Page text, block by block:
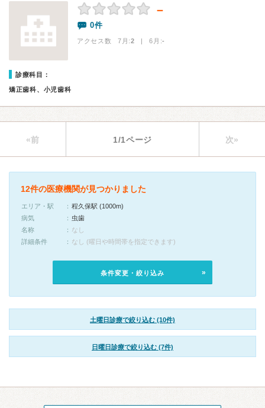
－
0件
アクセス数 7月:2 | 6月:-
診療科目：
矯正歯科、小児歯科
«前 1/1ページ 次»
12件の医療機関が見つかりました
エリア・駅
程久保駅 (1000m)
病気
虫歯
名称
なし
詳細条件
なし (曜日や時間帯を指定できます)
条件変更・絞り込み
土曜日診療で絞り込む (10件)
日曜日診療で絞り込む (7件)